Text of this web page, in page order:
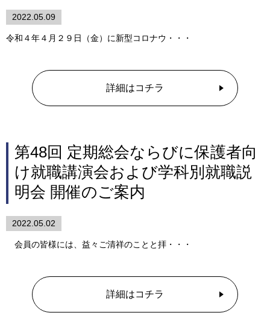
2022.05.09
令和４年４月２９日（金）に新型コロナウ・・・
詳細はコチラ
第48回 定期総会ならびに保護者向
け就職講演会および学科別就職説
明会 開催のご案内
2022.05.02
会員の皆様には、益々ご清祥のことと拝・・・
詳細はコチラ